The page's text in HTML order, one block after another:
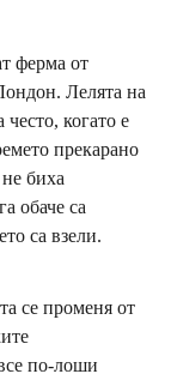
ферма от
Лелята на
когато е
прекарано
биха
обаче са
са взели.
се променя от
по-лоши